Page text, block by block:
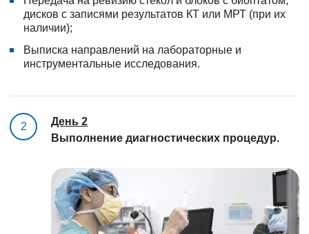
дисков с записями результатов КТ или МРТ (при их
наличии);
Выписка направлений на лабораторные и
инструментальные исследования.
2
День 2
Выполнение диагностических процедур.